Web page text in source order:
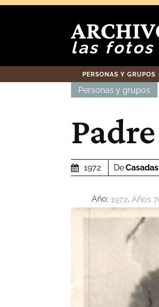
las
PERSONAS Y GRUPOS
Personas y grupos
1972 De
Año: 1972, Años